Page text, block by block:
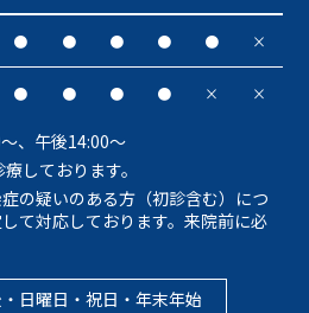
● ● ● ● ● ×
● ● ● ● × ×
、午後14:00～
しております。
の疑いのある方（初診含む）につ
て対応しております。来院前に必
日曜日・祝日・年末年始